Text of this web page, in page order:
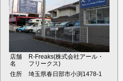
店舗
名
R-Freaks(株式会社アール・
フリークス)
住所
埼玉県春日部市小渕1478-1